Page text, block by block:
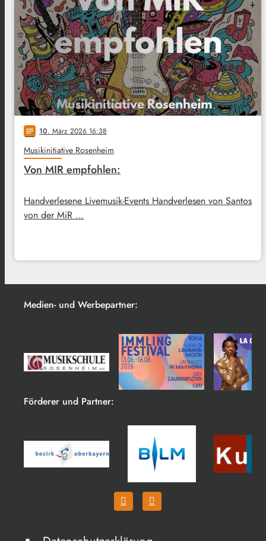
notes 10. März 2026 16:38
Musikinitiative Rosenheim
Von MIR empfohlen:
Handverlesene Livemusik-Events Handverlesen von Santos
von der MiR …
Medien- und Werbepartner:
Förderer und Partner: